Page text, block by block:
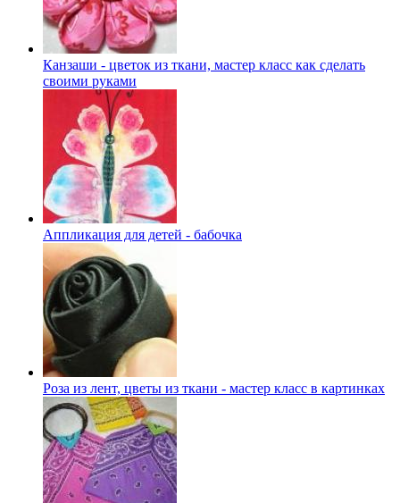
Канзаши - цветок из ткани, мастер класс как сделать
своими руками
Аппликация для детей - бабочка
Роза из лент, цветы из ткани - мастер класс в картинках